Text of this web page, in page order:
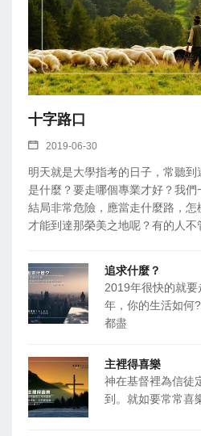
十字路口
2019-06-30
明天就是大學指考的日子，常聽
是什麼？要走哪個專業才好？我們
結局非常危險，應當走什麼路，怎
才能到達那榮美之地呢？有的人
追求什麼？
2019年很快的就
年，你的生活如何
都盡
主裡得喜樂
神在基督裡為信徒
到。就如要常常喜